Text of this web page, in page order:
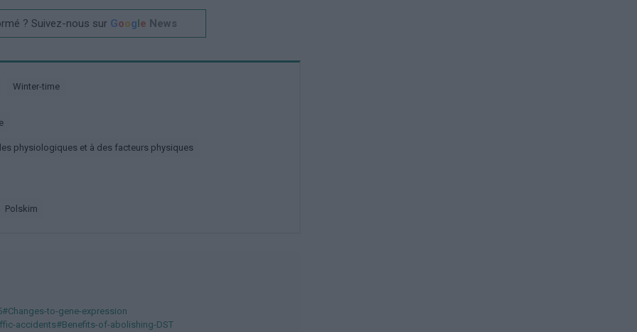
? Suivez-nous sur Google News
Winter-time
physiologiques et à des facteurs physiques
polskim
to-gene-expression
accidents#Benefits-of-abolishing-DST